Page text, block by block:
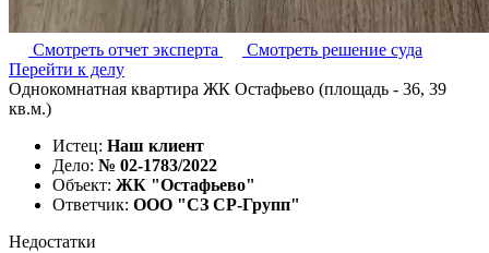
Смотреть отчет эксперта
Смотреть решение суда
Перейти к делу
Однокомнатная квартира ЖК Остафьево (площадь - 36, 39
кв.м.)
Истец: Наш клиент
Дело: № 02-1783/2022
Объект: ЖК "Остафьево"
Ответчик: ООО "СЗ СР-Групп"
Недостатки